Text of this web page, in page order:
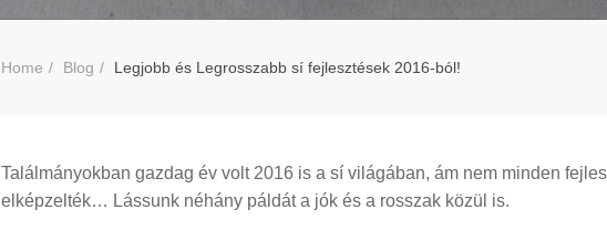
Home Blog Legjobb és Legrosszabb sí fejlesztések 2016-ból!
Találmányokban gazdag év volt 2016 is a sí világában, ám nem minden
elképzelték… Lássunk néhány páldát a jók és a rosszak közül is.